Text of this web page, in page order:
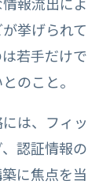
挙げられて
若手だけで
のこと。
は、フィッ
認証情報の
に焦点を当